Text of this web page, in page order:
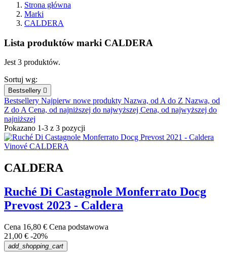
Strona główna
Marki
CALDERA
Lista produktów marki CALDERA
Jest 3 produktów.
Sortuj wg:
Bestsellery 
Bestsellery Najpierw nowe produkty Nazwa, od A do Z Nazwa, od
Z do ACena, od najniższej do najwyższej Cena, od najwyższej do
najniższej
Pokazano 1-3 z 3 pozycji
CALDERA
Ruché Di Castagnole Monferrato Docg
Prevost 2023 - Caldera
Cena 16,80 € Cena podstawowa
21,00 € -20%
add_shopping_cart